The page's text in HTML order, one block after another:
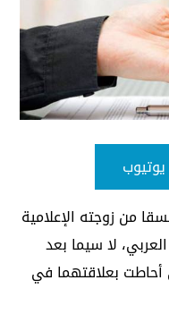
من زوجته الإعلامية
لا سيما بعد
أحاطت بعلاقتهما في